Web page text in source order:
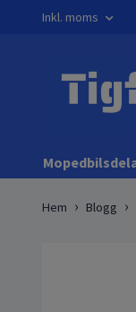
Inkl. moms
Hem Blogg